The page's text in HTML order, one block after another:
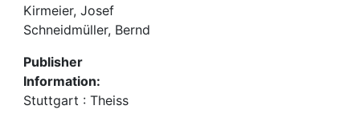
Kirmeier, Josef
Schneidmüller, Bernd
Publisher
Information:
Stuttgart : Theiss